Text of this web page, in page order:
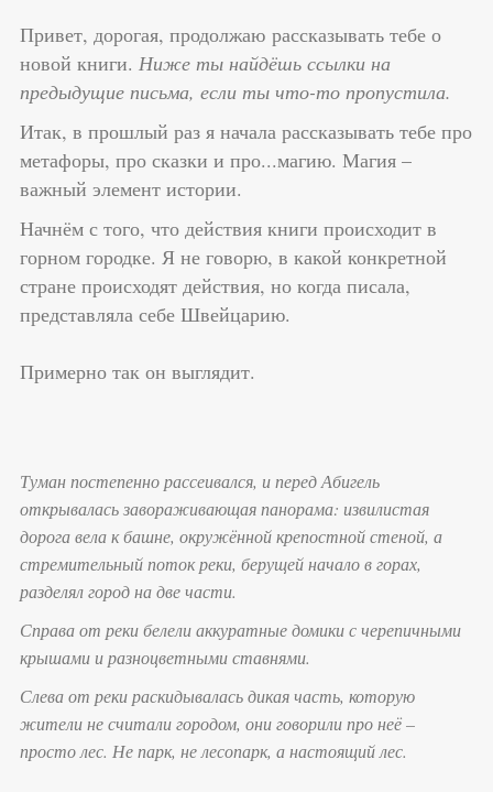
Привет, дорогая, продолжаю рассказывать тебе о
новой книги. Ниже ты найдёшь ссылки на
предыдущие письма, если ты что-то пропустила.
Итак, в прошлый раз я начала рассказывать тебе про
метафоры, про сказки и про...магию. Магия –
важный элемент истории.
Начнём с того, что действия книги происходит в
горном городке. Я не говорю, в какой конкретной
стране происходят действия, но когда писала,
представляла себе Швейцарию.
Примерно так он выглядит.
Туман постепенно рассеивался, и перед Абигель
открывалась завораживающая панорама: извилистая
дорога вела к башне, окружённой крепостной стеной, а
стремительный поток реки, берущей начало в горах,
разделял город на две части.
Справа от реки белели аккуратные домики с черепичными
крышами и разноцветными ставнями.
Слева от реки раскидывалась дикая часть, которую
жители не считали городом, они говорили про неё –
просто лес. Не парк, не лесопарк, а настоящий лес.